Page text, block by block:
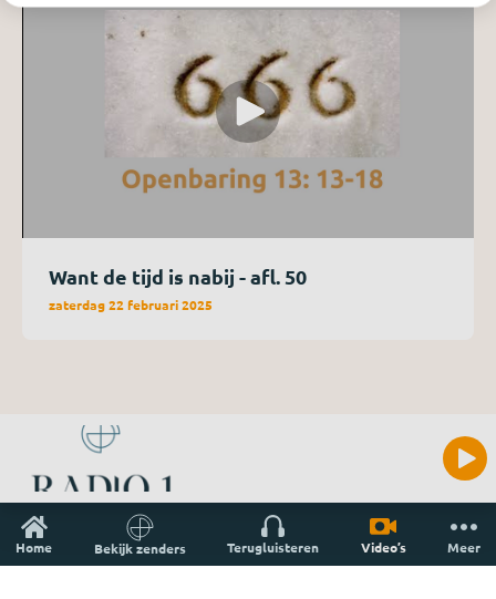
Home Bekijk zenders Terugluisteren Video’s Meer
Want de tijd is nabij - afl. 50
zaterdag 22 februari 2025